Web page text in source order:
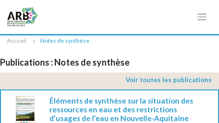
Accueil Notes de synthèse
Publications : Notes de synthèse
Voir toutes les publications
Éléments de synthèse sur la situation des
ressources en eau et des restrictions
d’usages de l’eau en Nouvelle-Aquitaine